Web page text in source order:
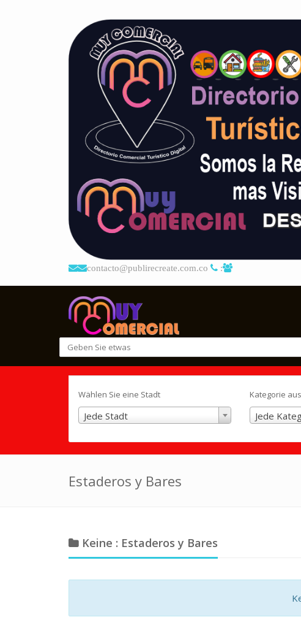
contacto@publirecreate.com.co :
Wählen Sie eine Stadt
Jede Stadt
Kategorie
Jede
Estaderos y Bares
Keine : Estaderos y Bares